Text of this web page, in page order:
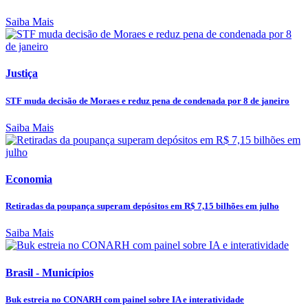
Saiba Mais
Justiça
STF muda decisão de Moraes e reduz pena de condenada por 8 de janeiro
Saiba Mais
Economia
Retiradas da poupança superam depósitos em R$ 7,15 bilhões em julho
Saiba Mais
Brasil - Municípios
Buk estreia no CONARH com painel sobre IA e interatividade